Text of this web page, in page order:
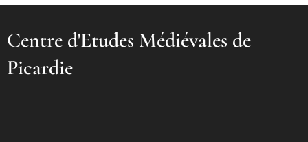
Centre d'Etudes Médiévales de
Picardie